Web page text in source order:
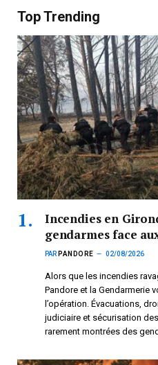
Top Trending
Incendies en
gendarmes face
PAR PANDORE 02/08/2026
Alors que les incendies
Pandore et la Gendarmerie
l’opération. Évacuations,
judiciaire et sécurisation
rarement montrées des